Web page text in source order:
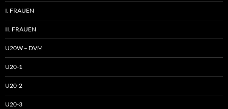
I. FRAUEN
II. FRAUEN
U20W – DVM
U20-1
U20-2
U20-3